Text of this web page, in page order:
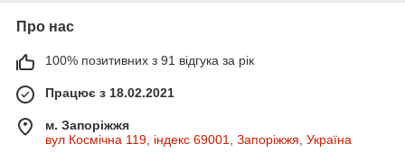
Про нас
100% позитивних з 91 відгука за рік
Працює з 18.02.2021
м. Запоріжжя
вул Космічна 119, індекс 69001, Запоріжжя, Україна